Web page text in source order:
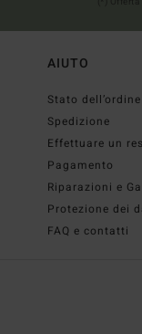
AIUTO
Stato dell’ordine
Spedizione
Effettuare un
Pagamento
Riparazioni e
Protezione dei
FAQ e contatti